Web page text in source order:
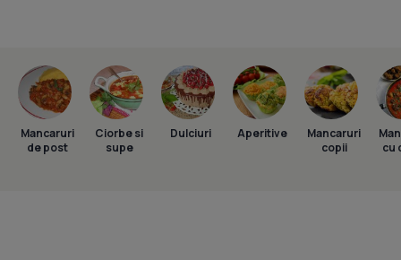
Mancaruri
de post
Ciorbe si
supe
Dulciuri Aperitive
Mancaruri
copii
cu